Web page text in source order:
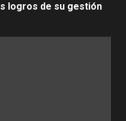
logros de su gestión